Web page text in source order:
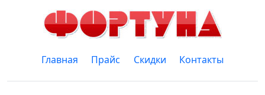
Главная Прайс Скидки Контакты